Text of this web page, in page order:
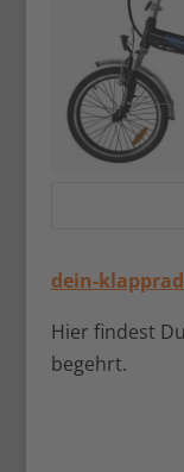
dein-
Hier findest
begehrt.